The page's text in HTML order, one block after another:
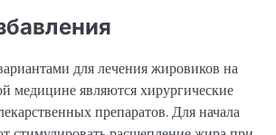
для лечения жировиков на
медицине являются хирургические
препаратов. Для начала